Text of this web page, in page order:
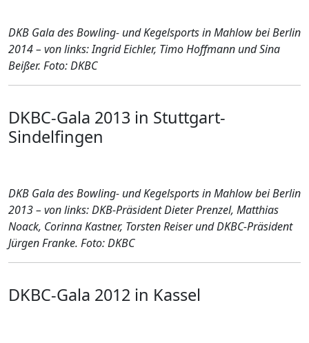
DKB Gala des Bowling- und Kegelsports in Mahlow bei Berlin
2014 – von links:Ingrid Eichler, Timo Hoffmann und Sina
Beißer. Foto: DKBC
DKBC-Gala 2013 in Stuttgart-
Sindelfingen
DKB Gala des Bowling- und Kegelsports in Mahlow bei Berlin
2013 – von links:DKB-Präsident Dieter Prenzel, Matthias
Noack, Corinna Kastner, Torsten Reiserund DKBC-Präsident
Jürgen Franke. Foto: DKBC
DKBC-Gala 2012 in Kassel